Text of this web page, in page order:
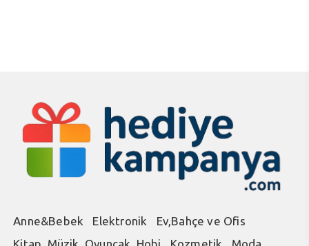
Anne&Bebek Elektronik
Ev,Bahçe ve Ofis